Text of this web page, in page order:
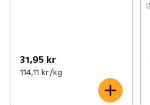
31,95 kr
114,11 kr /kg